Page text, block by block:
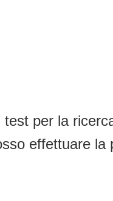
per la
effettuare